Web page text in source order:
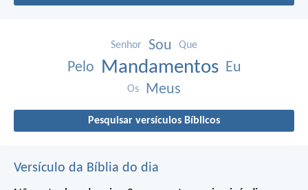
Senhor Sou Que
Pelo Mandamentos Eu
Os Meus
Pesquisar versículos Bíblicos
Versículo da Bíblia do dia